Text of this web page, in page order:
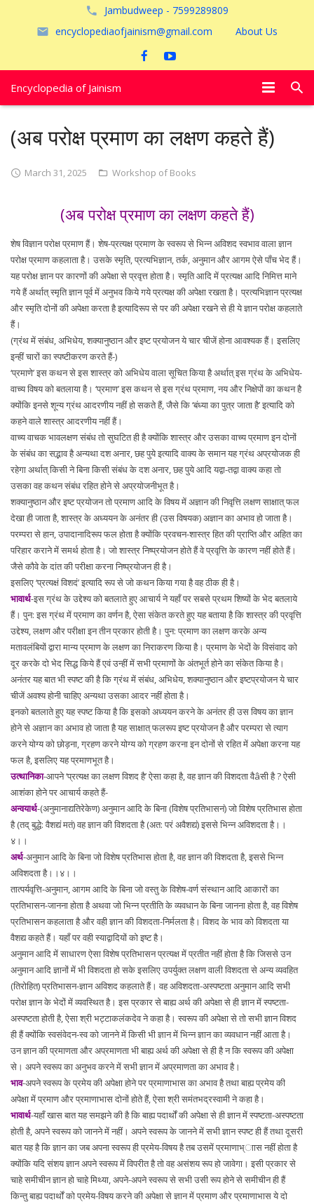
Jambudweep - 7599289809
encyclopediaofjainism@gmail.com
About Us
Encyclopedia of Jainism
पूजायें
(अब परोक्ष प्रमाण का लक्षण कहते हैं)
March 31, 2025 Workshop of Books
(अब परोक्ष प्रमाण का लक्षण कहते हैं)
शेष विज्ञान परोक्ष प्रमाण हैं। शेष-प्रत्यक्ष प्रमाण के स्वरूप से भिन्न अविशद स्वभाव वाला ज्ञान
परोक्ष प्रमाण कहलाता है। उसके स्मृति, प्रत्यभिज्ञान, तर्क, अनुमान और आगम ऐसे पाँच भेद हैं।
यह परोक्ष ज्ञान पर कारणों की अपेक्षा से प्रवृत्त होता है। स्मृति आदि में प्रत्यक्ष आदि निमित्त माने
गये हैं अर्थात् स्मृति ज्ञान पूर्व में अनुभव किये गये प्रत्यक्ष की अपेक्षा रखता है। प्रत्यभिज्ञान प्रत्यक्ष
और स्मृति दोनों की अपेक्षा करता है इत्यादिरूप से पर की अपेक्षा रखने से ही ये ज्ञान परोक्ष कहलाते
हैं।
(ग्रंथ में संबंध, अभिधेय, शक्यानुष्ठान और इष्ट प्रयोजन ये चार चीजें होना आवश्यक हैं। इसलिए
इन्हीं चारों का स्पष्टीकरण करते हैं-)
‘प्रमाणे’ इस कथन से इस शास्त्र को अभिधेय वाला सूचित किया है अर्थात् इस ग्रंथ के अभिधेय-
वाच्य विषय को बतलाया है। ‘प्रमाण’ इस कथन से इस ग्रंथ प्रमाण, नय और निक्षेपों का कथन है
क्योंकि इनसे शून्य ग्रंथ आदरणीय नहीं हो सकते हैं, जैसे कि ‘बंध्या का पुत्र जाता है’ इत्यादि को
कहने वाले शास्त्र आदरणीय नहीं हैं।
वाच्य वाचक भावलक्षण संबंध तो सुघटित ही है क्योंकि शास्त्र और उसका वाच्य प्रमाण इन दोनों
के संबंध का सद्भाव है अन्यथा दश अनार, छह पुये इत्यादि वाक्य के समान यह ग्रंथ अप्रयोजक ही
रहेगा अर्थात् किसी ने बिना किसी संबंध के दश अनार, छह पुये आदि यद्वा-तद्वा वाक्य कहा तो
उसका वह कथन संबंध रहित होने से अप्रयोजनीभूत है।
शक्यानुष्ठान और इष्ट प्रयोजन तो प्रमाण आदि के विषय में अज्ञान की निवृत्ति लक्षण साक्षात् फल
देखा ही जाता है, शास्त्र के अध्ययन के अनंतर ही (उस विषयक) अज्ञान का अभाव हो जाता है।
परम्परा से हान, उपादानादिरूप फल होता है क्योंकि प्रवचन-शास्त्र हित की प्राप्ति और अहित का
परिहार कराने में समर्थ होता है। जो शास्त्र निष्प्रयोजन होते हैं वे प्रवृत्ति के कारण नहीं होते हैं।
जैसे कौवे के दांत की परीक्षा करना निष्प्रयोजन ही है।
इसलिए ‘प्रत्यक्षं विशदं’ इत्यादि रूप से जो कथन किया गया है वह ठीक ही है।
भावार्थ-इस ग्रंथ के उद्देश्य को बतलाते हुए आचार्य ने यहाँ पर सबसे प्रथम शिष्यों के भेद बतलाये
हैं। पुन: इस ग्रंथ में प्रमाण का वर्णन है, ऐसा संकेत करते हुए यह बताया है कि शास्त्र की प्रवृत्ति
उद्देश्य, लक्षण और परीक्षा इन तीन प्रकार होती है। पुन: प्रमाण का लक्षण करके अन्य
मतावलंबियों द्वारा मान्य प्रमाण के लक्षण का निराकरण किया है। प्रमाण के भेदों के विसंवाद को
दूर करके दो भेद सिद्ध किये हैं एवं उन्हीं में सभी प्रमाणों के अंतभूर्त होने का संंकेत किया है।
अनंतर यह बात भी स्पष्ट की है कि ग्रंथ में संबंध, अभिधेय, शक्यानुष्ठान और इष्टप्रयोजन ये चार
चीजें अवश्य होनी चाहिए अन्यथा उसका आदर नहीं होता है।
इनको बतलाते हुए यह स्पष्ट किया है कि इसको अध्ययन करने के अनंतर ही उस विषय का ज्ञान
होने से अज्ञान का अभाव हो जाता है यह साक्षात् फलरूप इष्ट प्रयोजन है और परम्परा से त्याग
करने योग्य को छोड़ना, ग्रहण करने योग्य को ग्रहण करना इन दोनों से रहित में अपेक्षा करना यह
फल है, इसलिए यह प्रमाणभूत है।
उत्थानिका-आपने ‘प्रत्यक्ष का लक्षण विशद है’ ऐसा कहा है, वह ज्ञान की विशदता वैâसी है ? ऐसी
आशंका होने पर आचार्य कहते हैं-
अन्वयार्थ-(अनुमानाद्यतिरेकेण) अनुमान आदि के बिना (विशेष प्रतिभासनं) जो विशेष प्रतिभास होता
है (तद् बुद्धे: वैशद्यं मतं) वह ज्ञान की विशदता है (अत: परं अवैशद्यं) इससे भिन्न अविशदता है।।
४।।
अर्थ-अनुमान आदि के बिना जो विशेष प्रतिभास होता है, वह ज्ञान की विशदता है, इससे भिन्न
अविशदता है।।४।।
तात्पर्यवृत्ति-अनुमान, आगम आदि के बिना जो वस्तु के विशेष-वर्ण संस्थान आदि आकारों का
प्रतिभासन-जानना होता है अथवा जो भिन्न प्रतीति के व्यवधान के बिना जानना होता है, वह विशेष
प्रतिभासन कहलाता है और वही ज्ञान की विशदता-निर्मलता है। विशद के भाव को विशदता या
वैशद्य कहते हैं। यहाँ पर वही स्याद्वादियों को इष्ट है।
अनुमान आदि में साधारण ऐसा विशेष प्रतिभासन प्रत्यक्ष में प्रतीत नहीं होता है कि जिससे उन
अनुमान आदि ज्ञानों में भी विशदता हो सके इसलिए उपर्युक्त लक्षण वाली विशदता से अन्य व्यवहित
(तिरोहित) प्रतिभासन-ज्ञान अविशद कहलाते हैं। वह अविशदता-अस्पष्टता अनुमान आदि सभी
परोक्ष ज्ञान के भेदों में व्यवस्थित है। इस प्रकार से बाह्य अर्थ की अपेक्षा से ही ज्ञान में स्पष्टता-
अस्पष्टता होती है, ऐसा श्री भट्टाकलंकदेव ने कहा है। स्वरूप की अपेक्षा से तो सभी ज्ञान विशद
ही हैं क्योंकि स्वसंवेदन-स्व को जानने में किसी भी ज्ञान में भिन्न ज्ञान का व्यवधान नहीं आता है।
उन ज्ञान की प्रमाणता और अप्रमाणता भी बाह्य अर्थ की अपेक्षा से ही है न कि स्वरूप की अपेक्षा
से। अपने स्वरूप का अनुभव करने में सभी ज्ञान में अप्रमाणता का अभाव है।
भाव-अपने स्वरूप के प्रमेय की अपेक्षा होने पर प्रमाणाभास का अभाव है तथा बाह्य प्रमेय की
अपेक्षा में प्रमाण और प्रमाणाभास दोनों होते हैं, ऐसा श्री समंतभद्रस्वामी ने कहा है।
भावार्थ-यहाँ खास बात यह समझने की है कि बाह्य पदार्थों की अपेक्षा से ही ज्ञान में स्पष्टता-अस्पष्टता
होती है, अपने स्वरूप को जानने में नहीं। अपने स्वरूप के जानने में सभी ज्ञान स्पष्ट ही हैं तथा दूसरी
बात यह है कि ज्ञान का जब अपना स्वरूप ही प्रमेय-विषय है तब उसमें प्रमाणाभ्ाास नहीं होता है
क्योंकि यदि संशय ज्ञान अपने स्वरूप में विपरीत है तो वह असंशय रूप हो जावेगा। इसी प्रकार से
चाहे समीचीन ज्ञान हो चाहे मिथ्या, अपने-अपने स्वरूप से सभी उसी रूप होने से समीचीन ही हैं
किन्तु बाह्य पदार्थों को प्रमेय-विषय करने की अपेक्षा से ज्ञान में प्रमाण और प्रमाणाभास ये दो